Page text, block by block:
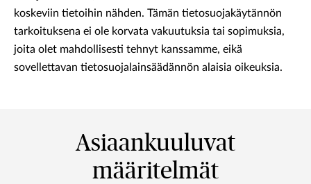
koskeviin tietoihin nähden. Tämän tietosuojakäytännön
tarkoituksena ei ole korvata vakuutuksia tai sopimuksia,
joita olet mahdollisesti tehnyt kanssamme, eikä
sovellettavan tietosuojalainsäädännön alaisia oikeuksia.
Asiaankuuluvat
määritelmät